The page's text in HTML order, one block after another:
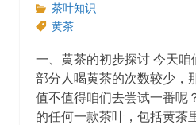
茶叶知识
黄茶
一、黄茶的初步探讨 今天
部分人喝黄茶的次数较少，
值不值得咱们去尝试一番呢
的任何一款茶叶，包括黄茶